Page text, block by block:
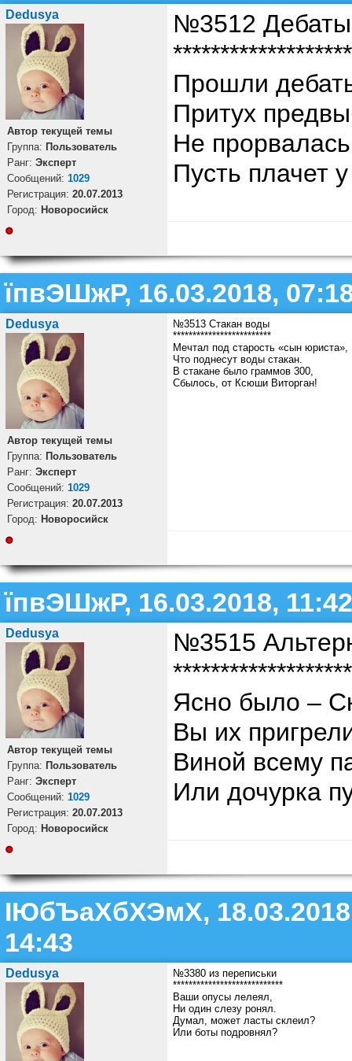
Dedusya
Автор текущей темы
Группа: Пользователь
Ранг: Эксперт
Cообщений: 1029
Регистрация: 20.07.2013
Город: Новоросийск
№3512 Дебаты
*******************
Прошли
Притух
Не
Пусть плачет
їпвЭШжР, 16.03.2018,
Dedusya
Автор текущей темы
Группа: Пользователь
Ранг: Эксперт
Cообщений: 1029
Регистрация: 20.07.2013
Город: Новоросийск
№3513 Стакан воды
*************************
Мечтал под старость «сын юриста»,
Что поднесут воды стакан.
В стакане было граммов 300,
Сбылось, от Ксюши Виторган!
їпвЭШжР, 16.03.2018, 11:42
Dedusya
Автор текущей темы
Группа: Пользователь
Ранг: Эксперт
Cообщений: 1029
Регистрация: 20.07.2013
Город: Новоросийск
№3515
Ясно было –
Вы их
Виной всему
Или дочурка
ІЮбЪаХбХЭмХ,
14:43
Dedusya
№3380 из переписьки
****************************
Ваши опусы лелеял,
Ни один слезу ронял.
Думал, может ласты склеил?
Или боты подровнял?